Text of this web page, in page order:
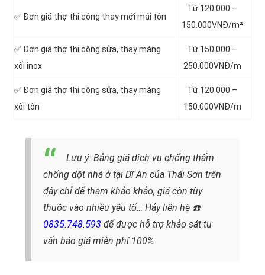
✅ Đơn giá thợ thi công thay mới mái tôn
Từ 120.000 –
150.000VNĐ/m²
✅ Đơn giá thợ thi công sửa, thay máng
xối inox
Từ 150.000 –
250.000VNĐ/m
✅ Đơn giá thợ thi công sửa, thay máng
xối tôn
Từ 120.000 –
150.000VNĐ/m
Lưu ý: Bảng giá dịch vụ chống thấm
chống dột nhà ở tại Dĩ An của Thái Sơn trên
đây chỉ để tham khảo khảo, giá còn tùy
thuộc vào nhiều yếu tố… Hảy liên hệ ☎️
0835.748.593 để được hỗ trợ khảo sát tư
vấn báo giá miễn phí 100%